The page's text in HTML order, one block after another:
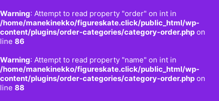
Warning: Attempt to read property "order" on int in
/home/manekinekko/figureskate.click/public_html/wp-
content/plugins/order-categories/category-order.php on
line 86
Warning: Attempt to read property "name" on int in
/home/manekinekko/figureskate.click/public_html/wp-
content/plugins/order-categories/category-order.php on
line 88